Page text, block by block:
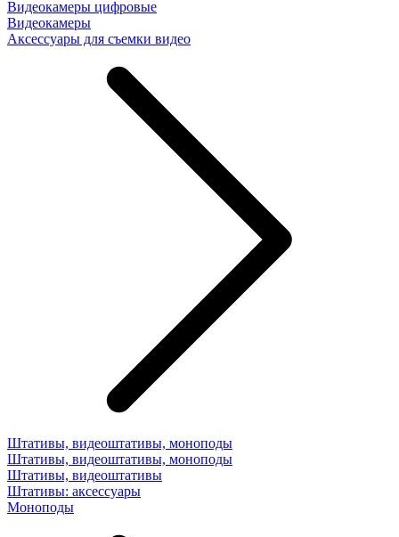
Видеокамеры цифровые
Видеокамеры
Аксессуары для съемки видео
Штативы, видеоштативы, моноподы
Штативы, видеоштативы, моноподы
Штативы, видеоштативы
Штативы: аксессуары
Моноподы